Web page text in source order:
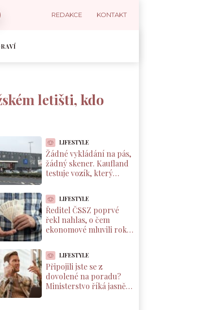
REDAKCE KONTAKT
letišti, kdo
LIFESTYLE
Žádné vykládání na pás,
žádný skener. Kaufland
testuje vozík, který
sebe
LIFESTYLE
Ředitel ČSSZ poprvé
řekl nahlas, o čem
ekonomové mluvili roky.
o 1800 Kč měsíčně
LIFESTYLE
Připojili jste se z
dovolené na poradu?
Ministerstvo říká jasně: